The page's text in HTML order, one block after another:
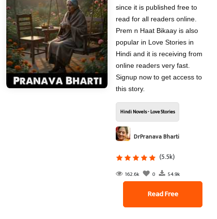
since it is published free to
read for all readers online.
Prem n Haat Bikaay is also
popular in Love Stories in
Hindi and it is receiving from
online readers very fast.
Signup now to get access to
this story.
Hindi Novels - Love Stories
DrPranava Bharti
(5.5k)
162.6k 0 54.9k
Read Free